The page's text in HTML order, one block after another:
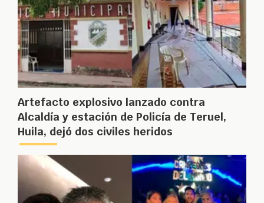
Artefacto explosivo lanzado contra
Alcaldía y estación de Policía de Teruel,
Huila, dejó dos civiles heridos